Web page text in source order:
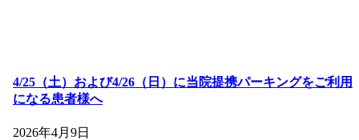
4/25（土）および4/26（日）に当院提携パーキングをご利用
になる患者様へ
2026年4月9日